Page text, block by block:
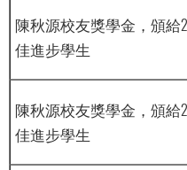
陳秋源校友獎學金，頒給
佳進步學生
陳秋源校友獎學金，頒給
佳進步學生